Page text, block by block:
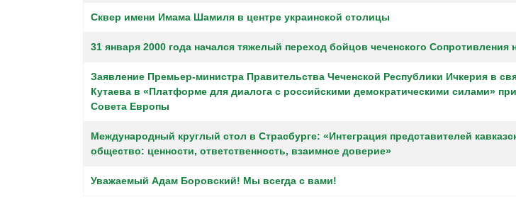
Сквер имени Имама Шамиля в центре украинской столицы
31 января 2000 года начался тяжелый переход бойцов чеченского Сопротивления
Заявление Премьер-министра Правительства Чеченской Республики Ичкерия в
Кутаева в «Платформе для диалога с российскими демократическими силами»
Совета Европы
Международный круглый стол в Страсбурге: «Интеграция представителей
общество: ценности, ответственность, взаимное доверие»
Уважаемый Адам Боровский! Мы всегда с вами!